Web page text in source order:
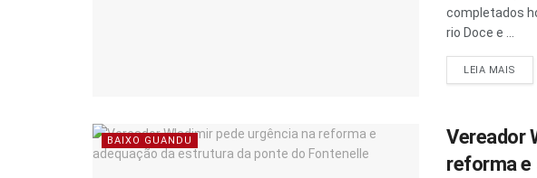
completados
rio Doce e ...
LEIA MAIS
BAIXO GUANDU
Vereador
reforma e